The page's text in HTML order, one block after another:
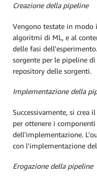
Creazione della pipeline
Vengono testate in
algoritmi di ML, e al
delle fasi
sorgente per le pipeline
repository delle sorgenti.
Implementazione della
Successivamente, si crea
per ottenere i
dell'implementazione.
con l'implementazione
Erogazione della pipeline